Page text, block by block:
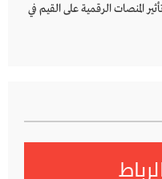
المنصات الرقمية على القيم في